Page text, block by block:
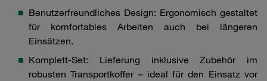
Benutzerfreundliches Design: Ergonomisch gestaltet
für komfortables Arbeiten auch bei längeren
Einsätzen.
Komplett-Set: Lieferung inklusive Zubehör im
robusten Transportkoffer – ideal für den Einsatz vor